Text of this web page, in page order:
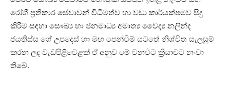
රෝගී ප්‍රතිකාර සේවාවන් විධිමත්ව හා වඩා කාර්යක්ෂමව සිදු
කිරීම සඳහා සෞඛ්‍ය හා ජනමාධ්‍ය අමාත්‍ය වෛද්‍ය නලින්ද
ජයතිස්ස ගේ උපදෙස් හා මඟ පෙන්වීම් යටතේ නිශ්චිත සැලසුම්
කරන ලද වැඩපිළිවෙළක් ඒ අනුව මේ වනවිට ක්‍රියාවට නංවා
තිබේ.